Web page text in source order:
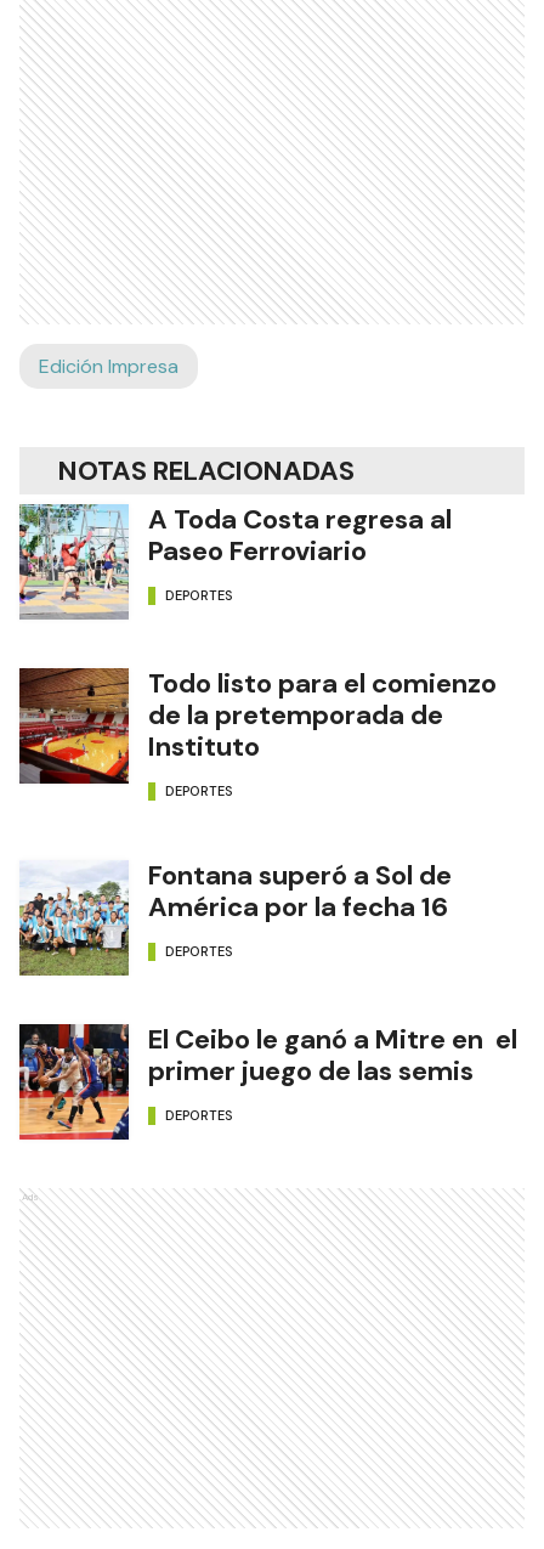
Edición Impresa
NOTAS RELACIONADAS
A Toda Costa regresa al
Paseo Ferroviario
DEPORTES
Todo listo para el comienzo
de la pretemporada de
Instituto
DEPORTES
Fontana superó a Sol de
América por la fecha 16
DEPORTES
El Ceibo le ganó a Mitre en el
primer juego de las semis
DEPORTES
Ads